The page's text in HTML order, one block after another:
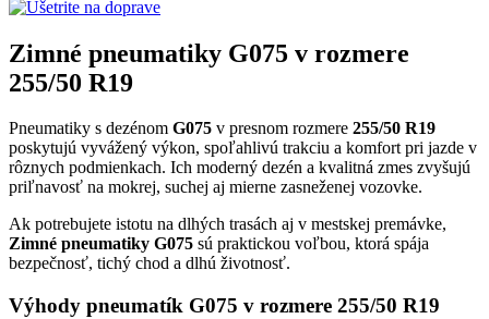
Zimné pneumatiky G075 v rozmere
255/50 R19
Pneumatiky s dezénom G075 v presnom rozmere 255/50 R19
poskytujú vyvážený výkon, spoľahlivú trakciu a komfort pri jazde v
rôznych podmienkach. Ich moderný dezén a kvalitná zmes zvyšujú
priľnavosť na mokrej, suchej aj mierne zasneženej vozovke.
Ak potrebujete istotu na dlhých trasách aj v mestskej premávke,
Zimné pneumatiky G075 sú praktickou voľbou, ktorá spája
bezpečnosť, tichý chod a dlhú životnosť.
Výhody pneumatík G075 v rozmere 255/50 R19